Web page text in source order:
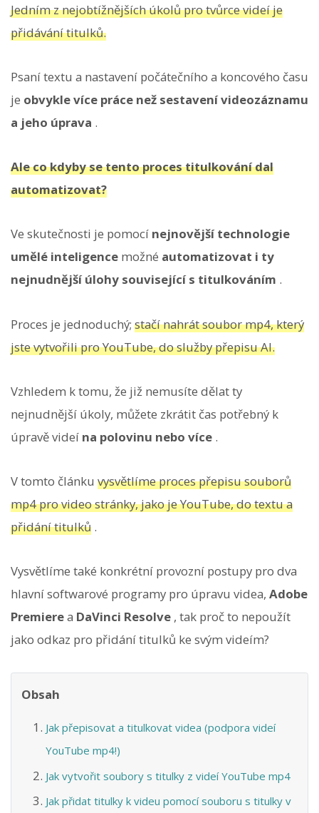
Jedním z nejobtížnějších úkolů pro tvůrce videí je
přidávání titulků.
Psaní textu a nastavení počátečního a koncového času
je obvykle více práce než sestavení videozáznamu
a jeho úprava .
Ale co kdyby se tento proces titulkování dal
automatizovat?
Ve skutečnosti je pomocí nejnovější technologie
umělé inteligence možné automatizovat i ty
nejnudnější úlohy související s titulkováním .
Proces je jednoduchý; stačí nahrát soubor mp4, který
jste vytvořili pro YouTube, do služby přepisu AI.
Vzhledem k tomu, že již nemusíte dělat ty
nejnudnější úkoly, můžete zkrátit čas potřebný k
úpravě videí na polovinu nebo více .
V tomto článku vysvětlíme proces přepisu souborů
mp4 pro video stránky, jako je YouTube, do textu a
přidání titulků .
Vysvětlíme také konkrétní provozní postupy pro dva
hlavní softwarové programy pro úpravu videa, Adobe
Premierea DaVinci Resolve , tak proč to nepoužít
jako odkaz pro přidání titulků ke svým videím?
Obsah
Jak přepisovat a titulkovat videa (podpora videí
YouTube mp4!)
Jak vytvořit soubory s titulky z videí YouTube mp4
Jak přidat titulky k videu pomocí souboru s titulky v